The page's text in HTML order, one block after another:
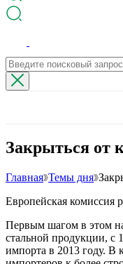
Закрыться от
Главная Темы дня
Европейская комиссия
Первым шагом в этом
стальной продукции, с
импорта в 2013 году. В